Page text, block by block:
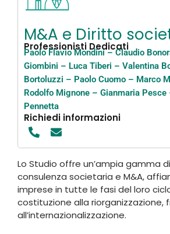
M&A e Diritto
Professionisti Dedicati
Paolo Flavio Mondini–Claudio
Giombini – Luca Tiberi – Valentina
Bortoluzzi – Paolo Cuomo – Marco
Rodolfo Mignone – Gianmaria Pesce
Pennetta
Richiedi informazioni
Lo Studio offre un’ampia gamma
consulenza societaria e M&A,
imprese in tutte le fasi del loro
costituzione alla riorganizzazione,
all’internazionalizzazione.